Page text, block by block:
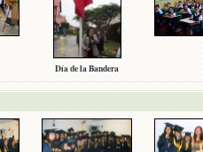
Día de la Bandera